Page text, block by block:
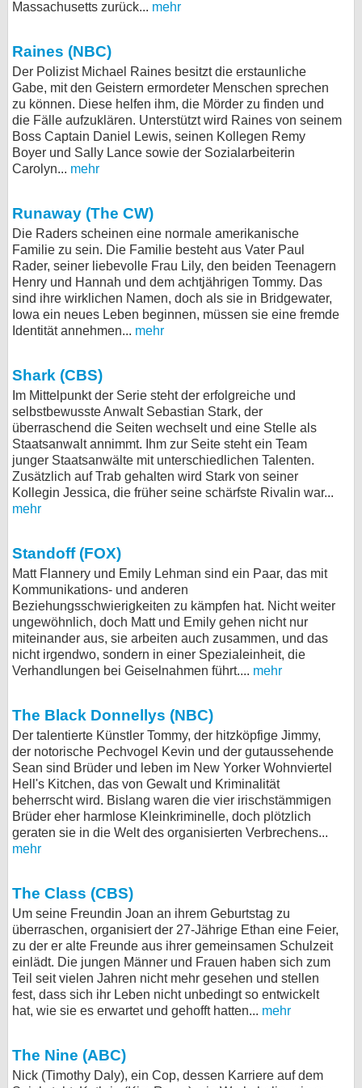
Massachusetts zurück... mehr
Raines (NBC)
Der Polizist Michael Raines besitzt die erstaunliche
Gabe, mit den Geistern ermordeter Menschen sprechen
zu können. Diese helfen ihm, die Mörder zu finden und
die Fälle aufzuklären. Unterstützt wird Raines von seinem
Boss Captain Daniel Lewis, seinen Kollegen Remy
Boyer und Sally Lance sowie der Sozialarbeiterin
Carolyn... mehr
Runaway (The CW)
Die Raders scheinen eine normale amerikanische
Familie zu sein. Die Familie besteht aus Vater Paul
Rader, seiner liebevolle Frau Lily, den beiden Teenagern
Henry und Hannah und dem achtjährigen Tommy. Das
sind ihre wirklichen Namen, doch als sie in Bridgewater,
Iowa ein neues Leben beginnen, müssen sie eine fremde
Identität annehmen... mehr
Shark (CBS)
Im Mittelpunkt der Serie steht der erfolgreiche und
selbstbewusste Anwalt Sebastian Stark, der
überraschend die Seiten wechselt und eine Stelle als
Staatsanwalt annimmt. Ihm zur Seite steht ein Team
junger Staatsanwälte mit unterschiedlichen Talenten.
Zusätzlich auf Trab gehalten wird Stark von seiner
Kollegin Jessica, die früher seine schärfste Rivalin war...
mehr
Standoff (FOX)
Matt Flannery und Emily Lehman sind ein Paar, das mit
Kommunikations- und anderen
Beziehungsschwierigkeiten zu kämpfen hat. Nicht weiter
ungewöhnlich, doch Matt und Emily gehen nicht nur
miteinander aus, sie arbeiten auch zusammen, und das
nicht irgendwo, sondern in einer Spezialeinheit, die
Verhandlungen bei Geiselnahmen führt.... mehr
The Black Donnellys (NBC)
Der talentierte Künstler Tommy, der hitzköpfige Jimmy,
der notorische Pechvogel Kevin und der gutaussehende
Sean sind Brüder und leben im New Yorker Wohnviertel
Hell's Kitchen, das von Gewalt und Kriminalität
beherrscht wird. Bislang waren die vier irischstämmigen
Brüder eher harmlose Kleinkriminelle, doch plötzlich
geraten sie in die Welt des organisierten Verbrechens...
mehr
The Class (CBS)
Um seine Freundin Joan an ihrem Geburtstag zu
überraschen, organisiert der 27-Jährige Ethan eine Feier,
zu der er alte Freunde aus ihrer gemeinsamen Schulzeit
einlädt. Die jungen Männer und Frauen haben sich zum
Teil seit vielen Jahren nicht mehr gesehen und stellen
fest, dass sich ihr Leben nicht unbedingt so entwickelt
hat, wie sie es erwartet und gehofft hatten... mehr
The Nine (ABC)
Nick (Timothy Daly), ein Cop, dessen Karriere auf dem